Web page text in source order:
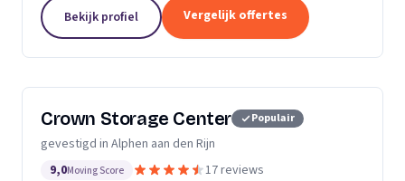
Bekijk profiel Vergelijk offertes
Crown Storage Center Populair
gevestigd in Alphen aan den Rijn
9,0Moving Score 17 reviews